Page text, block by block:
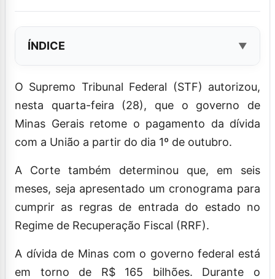
ÍNDICE
O Supremo Tribunal Federal (STF) autorizou,
nesta quarta-feira (28), que o governo de
Minas Gerais retome o pagamento da dívida
com a União a partir do dia 1º de outubro.
A Corte também determinou que, em seis
meses, seja apresentado um cronograma para
cumprir as regras de entrada do estado no
Regime de Recuperação Fiscal (RRF).
A dívida de Minas com o governo federal está
em torno de R$ 165 bilhões. Durante o